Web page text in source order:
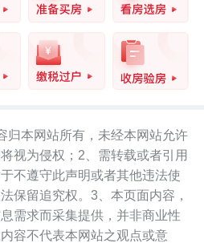
归本网站所有，未经本网站允许
视为侵权；2、需转载或者引用
不遵守此声明或者其他违法使
保留追究权。3、本页面内容，
需求而采集提供，并非商业性
容不代表本网站之观点或意